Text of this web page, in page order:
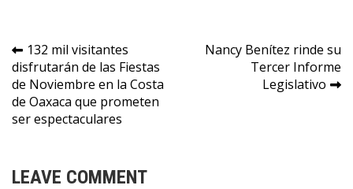
Navegación
de
entradas
132 mil visitantes
disfrutarán de las Fiestas
de Noviembre en la Costa
de Oaxaca que prometen
ser espectaculares
Nancy Benítez rinde su
Tercer Informe
Legislativo
LEAVE COMMENT